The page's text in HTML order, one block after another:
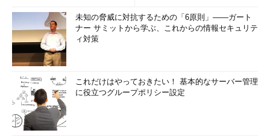
未知の脅威に対抗するための「6原則」――ガート
ナー サミットから学ぶ、これからの情報セキュリテ
ィ対策
これだけはやっておきたい！ 基本的なサーバー管理
に役立つグループポリシー設定